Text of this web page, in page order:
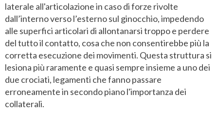
laterale all'articolazione in caso di forze rivolte
dall’interno verso l’esterno sul ginocchio, impedendo
alle superfici articolari di allontanarsi troppo e perdere
del tutto il contatto, cosa che non consentirebbe più la
corretta esecuzione dei movimenti. Questa struttura si
lesiona più raramente e quasi sempre insieme a uno dei
due crociati, legamenti che fanno passare
erroneamente in secondo piano l'importanza dei
collaterali.